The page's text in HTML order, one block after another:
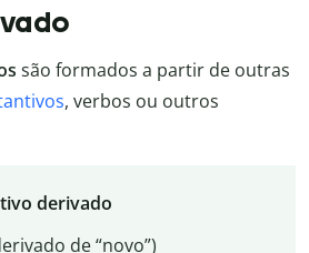
são formados a partir de outras
, verbos ou outros
derivado
de “novo”)